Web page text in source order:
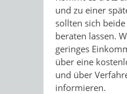
und zu einer
sollten sich
beraten lassen.
geringes
über eine
und über
informieren.